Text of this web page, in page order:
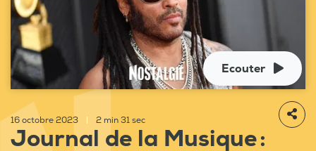
Ecouter
16 octobre 2023 2 min 31 sec
Journal de la Musique :